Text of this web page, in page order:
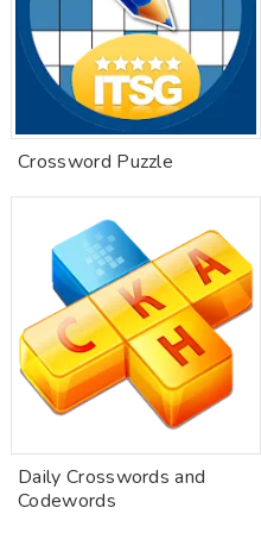
Crossword Puzzle
Daily Crosswords and
Codewords